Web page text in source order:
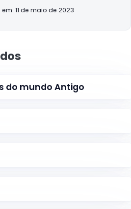
11 de maio de 2023
do mundo Antigo